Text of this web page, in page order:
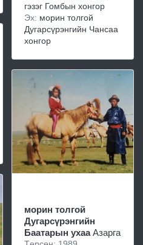
гэзэг Гомбын хонгор
Эх: морин толгой
Дугарсүрэнгийн Чансаа
хонгор
морин толгой
Дугарсүрэнгийн
Баатарын ухааАзарга